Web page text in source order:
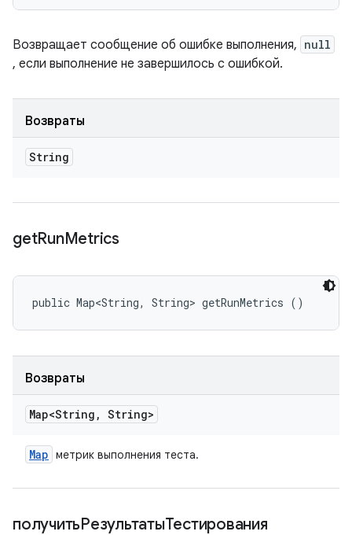
Возвращает сообщение об ошибке выполнения, null
, если выполнение не завершилось с ошибкой.
Возвраты
String
getRunMetrics
public Map<String, String> getRunMetrics ()
Возвраты
Map<String , String>
Map метрик выполнения теста.
получитьРезультатыТестирования